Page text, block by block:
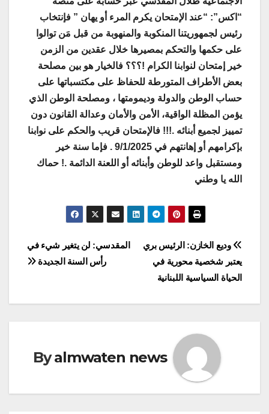
“اكس”: “عند الإمتحان يكرم المرء أو يهان ” فإنتخاب
رئيس لجمهوريتنا المنكوبة والمنهوبة من قبل مَن توالوا
على حكمها والتحكم بمصيرها خلال عقدين من الزمن
خير إمتحان لنوابنا الكرام !؟؟؟ فالخيار هو بين مصلحة
بعض الأطراف المتورطة للحفاظ على مكتسباتها على
حساب الوطن والدولة وديمومتها ، ومصلحة الوطن الذي
يؤمن المظلة الواقية، الأمن والأمان وعدالة القانون دون
تمييز لجميع أبنائه .!!! فالإمتحان قريب والحكم على نوابنا
بإكرامهم أو إهانتهم في 9/1/2025 . فإما سنة خير
ومستقبل واعد للوطن وأبنائه أو اللعنة الدائمة .! حماك
الله يا وطني
Post
navigation
المقدسي: لن يتغير شيء في
رأس السنة الجديدة
وديع الخازن: الرئيس بري
يعتبر شخصية محورية في
الحياة السياسية اللبنانية
Byalmwaten news